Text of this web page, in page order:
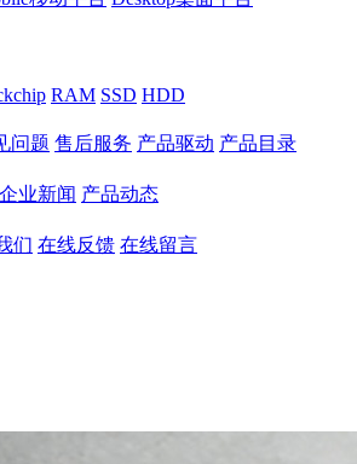
RAM SSD HDD
问题 售后服务 产品驱动 产品目录
企业新闻 产品动态
们 在线反馈 在线留言